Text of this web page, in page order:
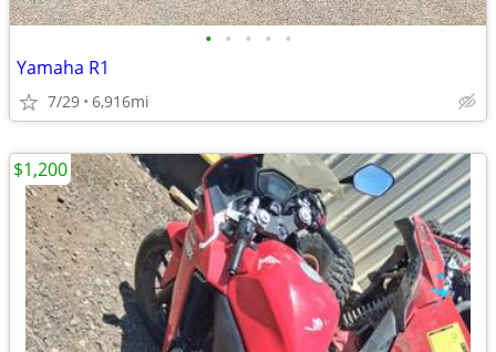
• • • • •
Yamaha R1
7/29 6,916mi
$1,200